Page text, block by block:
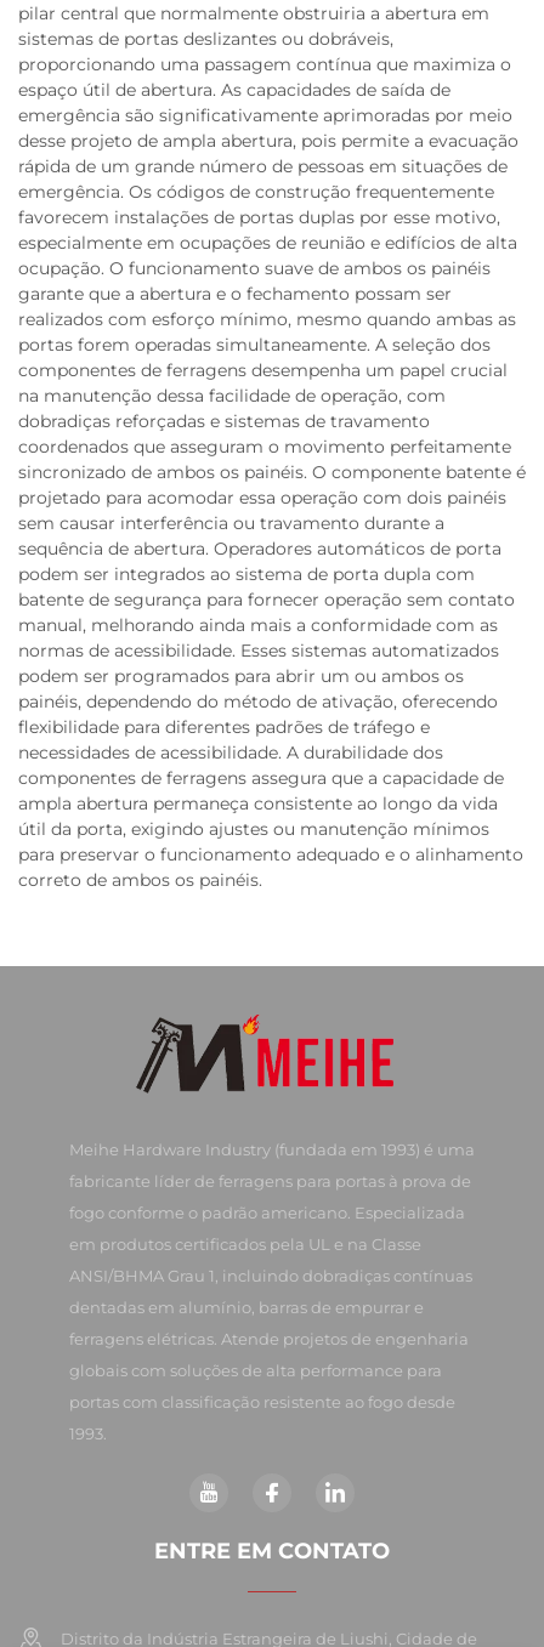
pilar central que normalmente obstruiria a abertura em
sistemas de portas deslizantes ou dobráveis,
proporcionando uma passagem contínua que maximiza o
espaço útil de abertura. As capacidades de saída de
emergência são significativamente aprimoradas por meio
desse projeto de ampla abertura, pois permite a evacuação
rápida de um grande número de pessoas em situações de
emergência. Os códigos de construção frequentemente
favorecem instalações de portas duplas por esse motivo,
especialmente em ocupações de reunião e edifícios de alta
ocupação. O funcionamento suave de ambos os painéis
garante que a abertura e o fechamento possam ser
realizados com esforço mínimo, mesmo quando ambas as
portas forem operadas simultaneamente. A seleção dos
componentes de ferragens desempenha um papel crucial
na manutenção dessa facilidade de operação, com
dobradiças reforçadas e sistemas de travamento
coordenados que asseguram o movimento perfeitamente
sincronizado de ambos os painéis. O componente batente é
projetado para acomodar essa operação com dois painéis
sem causar interferência ou travamento durante a
sequência de abertura. Operadores automáticos de porta
podem ser integrados ao sistema de porta dupla com
batente de segurança para fornecer operação sem contato
manual, melhorando ainda mais a conformidade com as
normas de acessibilidade. Esses sistemas automatizados
podem ser programados para abrir um ou ambos os
painéis, dependendo do método de ativação, oferecendo
flexibilidade para diferentes padrões de tráfego e
necessidades de acessibilidade. A durabilidade dos
componentes de ferragens assegura que a capacidade de
ampla abertura permaneça consistente ao longo da vida
útil da porta, exigindo ajustes ou manutenção mínimos
para preservar o funcionamento adequado e o alinhamento
correto de ambos os painéis.
Meihe Hardware Industry (fundada em 1993) é uma
fabricante líder de ferragens para portas à prova de
fogo conforme o padrão americano. Especializada
em produtos certificados pela UL e na Classe
ANSI/BHMA Grau 1, incluindo dobradiças contínuas
dentadas em alumínio, barras de empurrar e
ferragens elétricas. Atende projetos de engenharia
globais com soluções de alta performance para
portas com classificação resistente ao fogo desde
1993.
ENTRE EM CONTATO
Distrito da Indústria Estrangeira de Liushi, Cidade de